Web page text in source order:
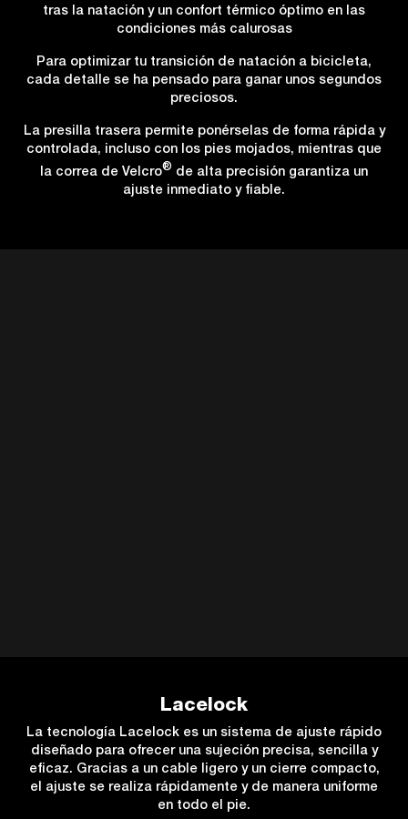
tras la natación y un confort térmico óptimo en las
condiciones más calurosas
Para optimizar tu transición de natación a bicicleta,
cada detalle se ha pensado para ganar unos segundos
preciosos.
La presilla trasera permite ponérselas de forma rápida y
controlada, incluso con los pies mojados, mientras que
la correa de Velcro® de alta precisión garantiza un
ajuste inmediato y fiable.
Lacelock
La tecnología Lacelock es un sistema de ajuste rápido
diseñado para ofrecer una sujeción precisa, sencilla y
eficaz. Gracias a un cable ligero y un cierre compacto,
el ajuste se realiza rápidamente y de manera uniforme
en todo el pie.